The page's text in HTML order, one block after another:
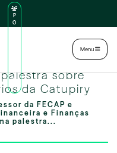
P
O
U
N
O
Menu
sobre
da Catupiry
da FECAP e
e Finanças
palestra...